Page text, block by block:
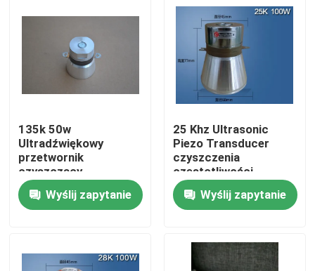
Dom
O nas
135k 50w
Ultradźwiękowy
przetwornik
czyszczący
Wydajność Ceramika
piezoelektryczna
Wyślij zapytanie
25 Khz Ultrasonic
Piezo Transducer
czyszczenia
częstotliwości
Wyślij zapytanie